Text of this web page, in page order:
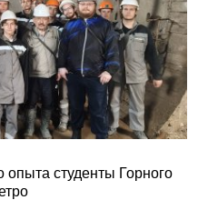
опыта студенты Горного